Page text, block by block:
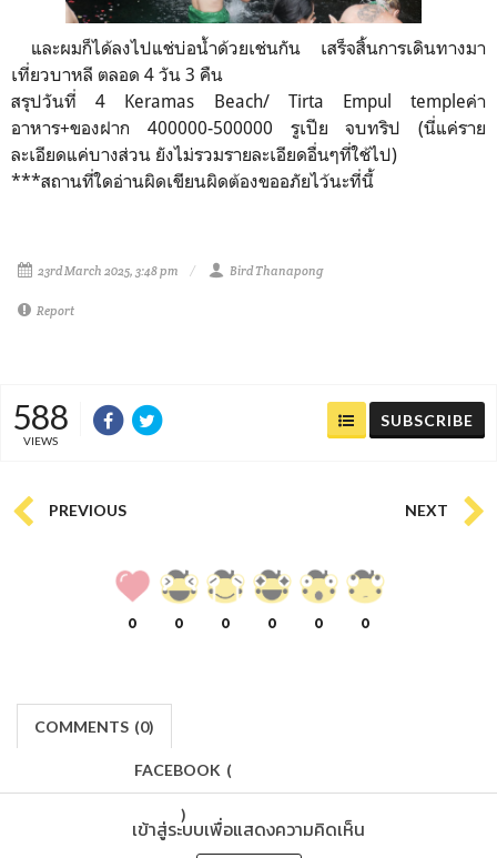
และผมก็ได้ลงไปแช่บ่อน้ำด้วยเช่นกัน เสร็จสิ้นการเดินทางมา
เที่ยวบาหลี ตลอด 4 วัน 3 คืน
สรุปวันที่ 4 Keramas Beach/ Tirta Empul templeค่า
อาหาร+ของฝาก 400000-500000 รูเปีย จบทริป (นี่แค่ราย
ละเอียดแค่บางส่วน ยังไม่รวมรายละเอียดอื่นๆที่ใช้ไป)
***สถานที่ใดอ่านผิดเขียนผิดต้องขออภัยไว้นะที่นี้
23rd March 2025, 3:48 pm Bird Thanapong
Report
588
VIEWS
SUBSCRIBE
PREVIOUS NEXT
0 0 0 0 0 0
COMMENTS (0)
FACEBOOK (
)
เข้าสู่ระบบเพื่อแสดงความคิดเห็น